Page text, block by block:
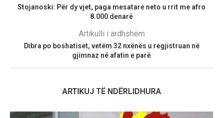
Stojanoski: Për dy vjet, paga mesatare neto u rrit me afro
8.000 denarë
Artikulli i ardhshëm
Dibra po boshatiset, vetëm 32 nxënës u regjistruan në
gjimnaz në afatin e parë
ARTIKUJ TË NDËRLIDHURA